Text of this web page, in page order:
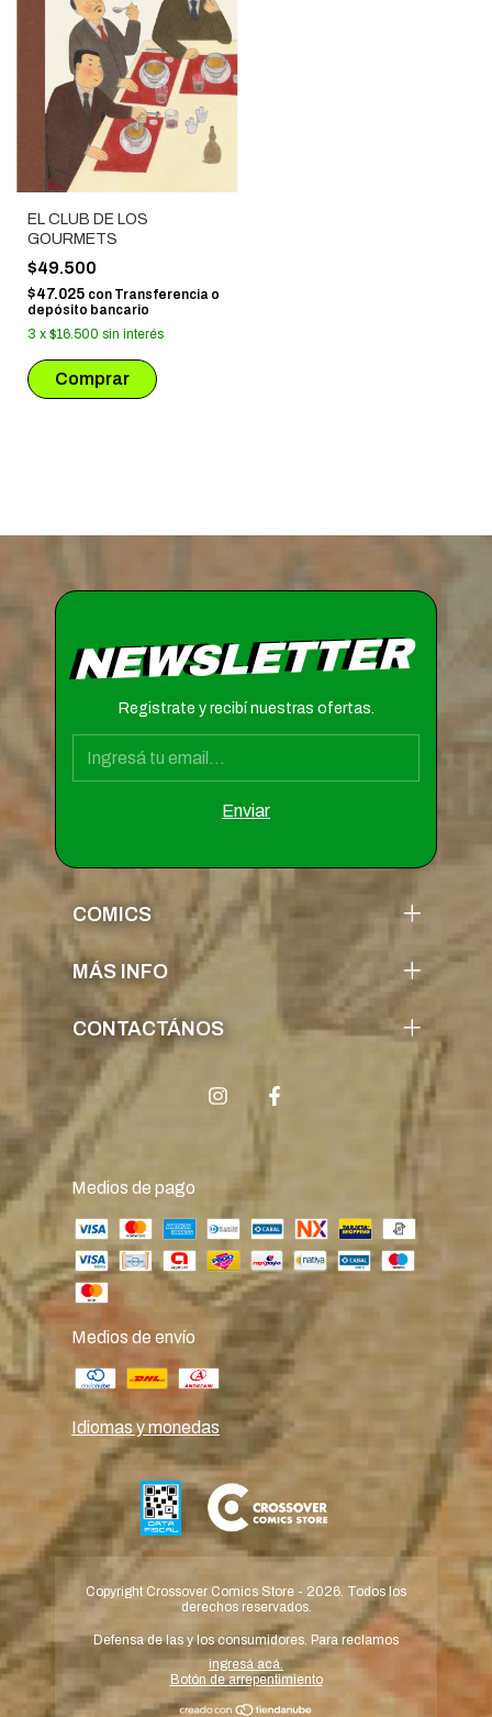
EL CLUB DE LOS
GOURMETS
$49.500
$47.025 con Transferencia o
depósito bancario
3 x $16.500 sin interés
NEWSLETTER
Registrate y recibí nuestras ofertas.
COMICS
MÁS INFO
CONTACTÁNOS
Medios de pago
Medios de envío
Idiomas y monedas
Copyright Crossover Comics Store - 2026. Todos los
derechos reservados.
Defensa de las y los consumidores. Para reclamos
ingresá acá.
Botón de arrepentimiento